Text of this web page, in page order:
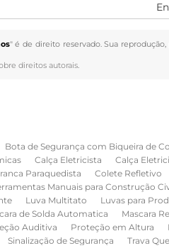
" é de direito reservado. Sua
direitos autorais.
Bota de Segurança com Biqueira de
Calça Eletricista Calça
Paraquedista Colete Refletivo
Manuais para Construção
Luva Multitato Luvas para
de Solda Automatica Mascara
Auditiva Proteção em Altura
Sinalização de Segurança Trava